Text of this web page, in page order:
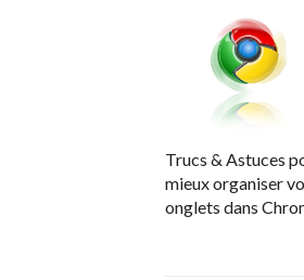
Trucs & Astuces
mieux organiser
onglets dans